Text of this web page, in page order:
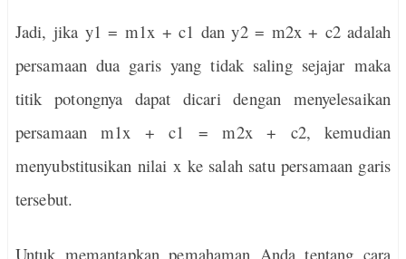
Jadi, jika y1 = m1x + c1 dan y2 = m2x + c2 adalah
persamaan dua garis yang tidak saling sejajar maka
titik potongnya dapat dicari dengan menyelesaikan
persamaan m1x + c1 = m2x + c2, kemudian
menyubstitusikan nilai x ke salah satu persamaan garis
tersebut.
Untuk memantapkan pemahaman Anda tentang cara